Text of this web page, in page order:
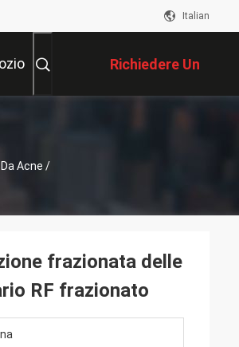
Italian
Richiedere Un
Preventivo
Acne /
frazionata delle
RF frazionato